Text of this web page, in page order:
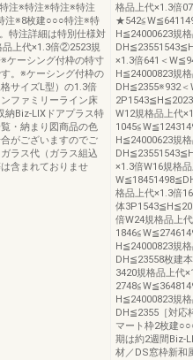
注※特注※特注※特注
注※8枚建○○○特注※特
特注詳細は特別仕様対
上代×1.3倍②2523規
ケーシング付枠の特寸
。※ケーシング付枠の
サイズL型）の1.3倍
ファミリーライン床
納Biz-LIXドアプラス特
・納まり図商品の色
がございますのでご
ラス代（ガラス組込
含まれておりませ
格品上代×1.3倍
H≦24000623規
×1.3倍641＜
H≦24000823規
DH≦2355※932＜
W12規格品上代
H≦24000623規
×1.3倍W16規格
格品上代×1.3倍
体
倍W24規格品上
H≦24000823規
DH≦23558枚建
3420規格品上代
H≦24000823規
DH≦2355［対応
マート枠2枚建
期は約2週間Biz-
材／DS窓枠新和